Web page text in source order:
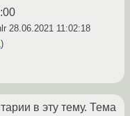
28.06.2021 11:02:18
)
в эту тему. Тема